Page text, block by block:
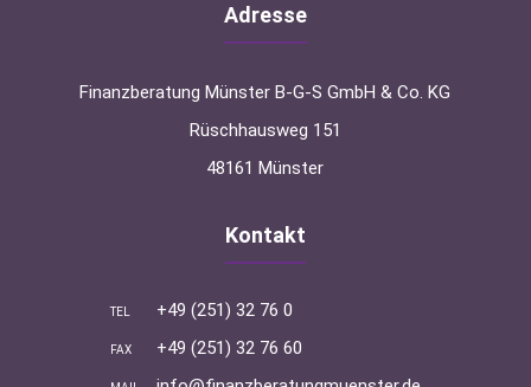
Adresse
Finanzberatung Münster B-G-S GmbH & Co. KG
Rüschhausweg 151
48161 Münster
Kontakt
TEL +49 (251) 32 76 0
FAX +49 (251) 32 76 60